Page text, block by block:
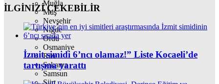
Muğla
Muş
Nevşehir
Niğde
Ordu
Osmaniye
Rize
Sakarya
Samsun
Siirt
İLGİNİZİÇEKEBİLİR
İzmit simidi 6’ncı olamaz!” Liste Kocaeli’de
tartışma yarattı